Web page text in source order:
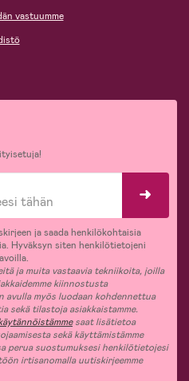
vastuumme
ja saada henkilökohtaisia
Hyväksyn siten henkilötietojeni
ja muita vastaavia tekniikoita, joilla
kiinnostusta
avulla myös luodaan kohdennettua
sekä tilastoja asiakkaistamme.
saat lisätietoa
sekä käyttämistämme
perua suostumuksesi henkilötietojesi
irtisanomalla uutiskirjeemme